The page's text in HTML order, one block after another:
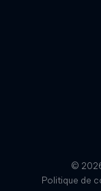
©
Politique de